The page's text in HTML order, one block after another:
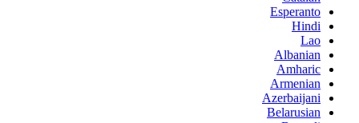
Esperanto
Hindi
Lao
Albanian
Amharic
Armenian
Azerbaijani
Belarusian